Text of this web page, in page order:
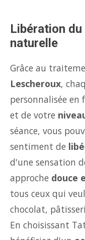
Libération
naturelle
Grâce au
Lescheroux,
personnalisée en
et de votre
séance, vous
sentiment de
d'une sensation
approche douce
tous ceux qui
chocolat,
En choisissant